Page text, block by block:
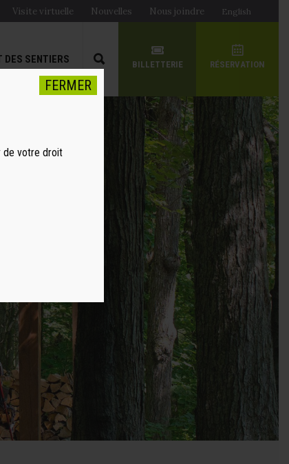
Visite virtuelle Nouvelles Nous joindre English
DES SENTIERS BILLETTERIE RÉSERVATION
de votre droit
FERMER